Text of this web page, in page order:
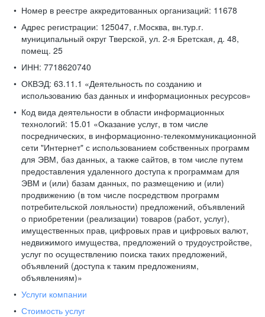
Номер в реестре аккредитованных организаций: 11678
Адрес регистрации: 125047, г.Москва, вн.тур.г.
муниципальный округ Тверской, ул. 2-я Бретская, д. 48,
помещ. 25
ИНН: 7718620740
ОКВЭД: 63.11.1 «Деятельность по созданию и
использованию баз данных и информационных ресурсов»
Код вида деятельности в области информационных
технологий: 15.01 «Оказание услуг, в том числе
посреднических, в информационно-телекоммуникационной
сети "Интернет" с использованием собственных программ
для ЭВМ, баз данных, а также сайтов, в том числе путем
предоставления удаленного доступа к программам для
ЭВМ и (или) базам данных, по размещению и (или)
продвижению (в том числе посредством программ
потребительской лояльности) предложений, объявлений
о приобретении (реализации) товаров (работ, услуг),
имущественных прав, цифровых прав и цифровых валют,
недвижимого имущества, предложений о трудоустройстве,
услуг по осуществлению поиска таких предложений,
объявлений (доступа к таким предложениям,
объявлениям)»
Услуги компании
Стоимость услуг